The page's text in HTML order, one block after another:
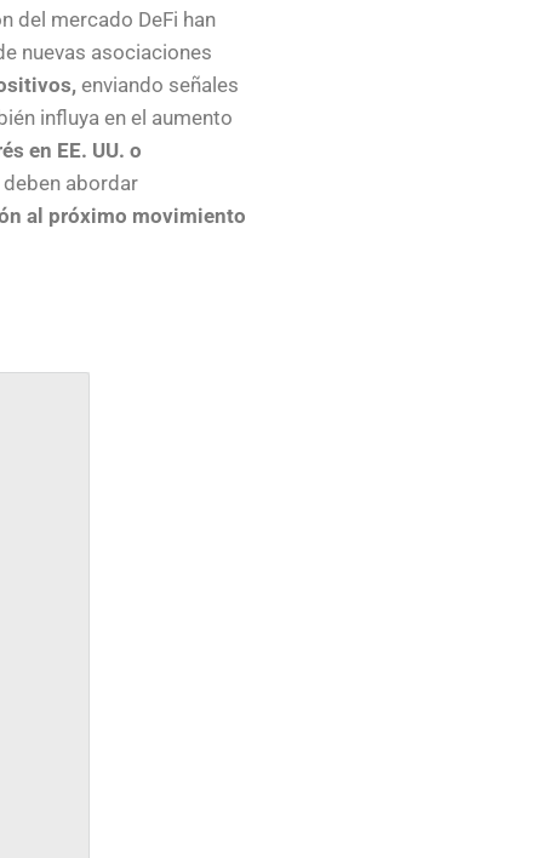
del mercado DeFi han
nuevas asociaciones
enviando señales
influya en el aumento
en EE. UU. o
abordar
al próximo movimiento